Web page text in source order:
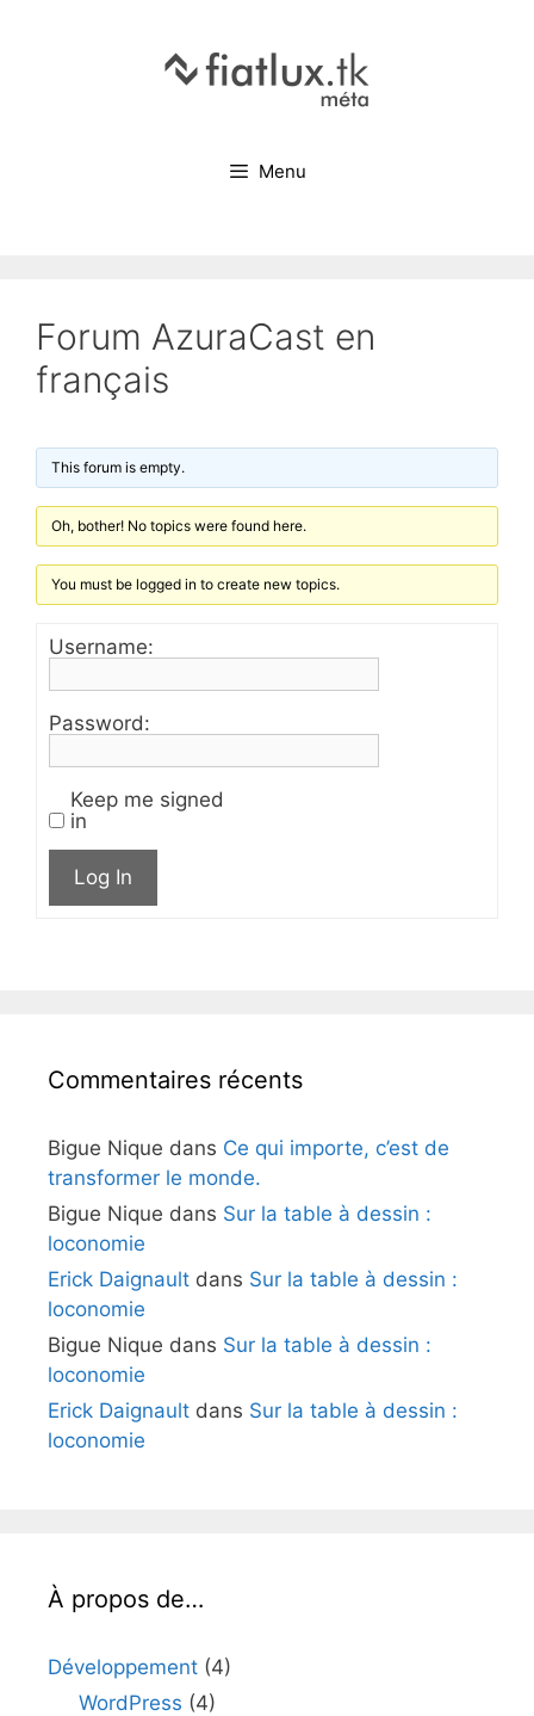
Menu
Forum AzuraCast en
français
This forum is empty.
Oh, bother! No topics were found here.
You must be logged in to create new topics.
Username:
Password:
Keep me signed
in
Log In
Commentaires récents
Bigue Nique dans Ce qui importe, c’est de
transformer le monde.
Bigue Nique dans Sur la table à dessin :
loconomie
Erick Daignault dans Sur la table à dessin :
loconomie
Bigue Nique dans Sur la table à dessin :
loconomie
Erick Daignault dans Sur la table à dessin :
loconomie
À propos de…
Développement (4)
WordPress (4)